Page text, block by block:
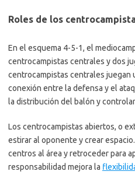
Roles de los
En el esquema 4-5-1, el
centrocampistas centrales y dos
centrocampistas centrales juegan
conexión entre la defensa y el
la distribución del balón y
Los centrocampistas abiertos, o
estirar al oponente y crear
centros al área y retroceder para
responsabilidad mejora la